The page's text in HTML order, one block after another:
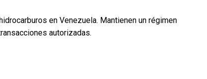
en Venezuela. Mantienen un régimen
autorizadas.